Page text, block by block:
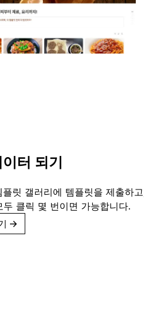
터 되기
릿 갤러리에 템플릿을 제출하
두 클릭 몇 번이면 가능합니다.
→